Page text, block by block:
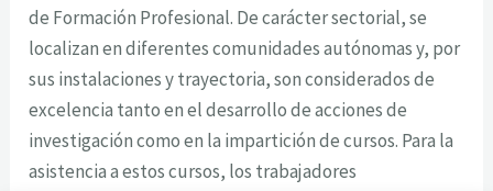
de Formación Profesional. De carácter sectorial, se
localizan en diferentes comunidades autónomas y, por
sus instalaciones y trayectoria, son considerados de
excelencia tanto en el desarrollo de acciones de
investigación como en la impartición de cursos. Para la
asistencia a estos cursos, los trabajadores